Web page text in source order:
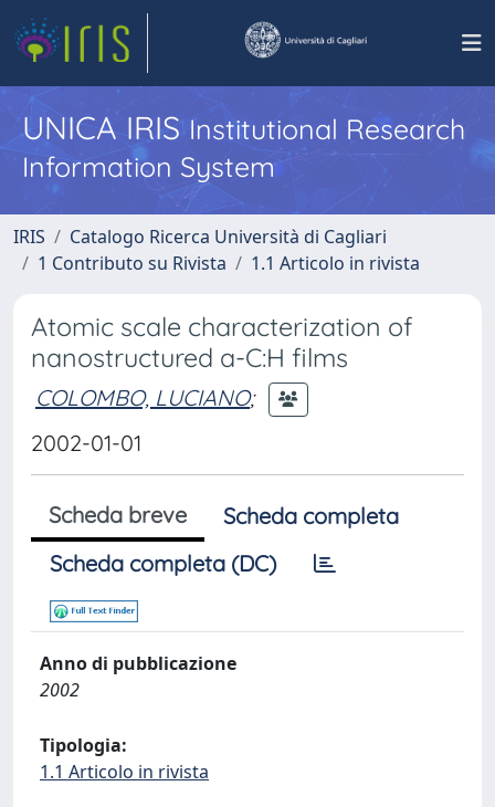
UNICA IRISInstitutional Research
Information System
IRIS
Catalogo Ricerca Università di Cagliari
1 Contributo su Rivista
1.1 Articolo in rivista
Atomic scale characterization of
nanostructured a-C:H films
COLOMBO, LUCIANO;
2002-01-01
Scheda breve
Scheda completa
Scheda completa (DC)
Anno di pubblicazione
2002
Tipologia:
1.1 Articolo in rivista